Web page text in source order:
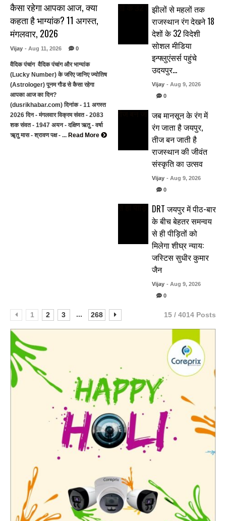
कैसा रहेगा आपका आज, क्या
कहता है भाग्यांक? 11 अगस्त,
मंगलवार, 2026
Vijay - Aug 11, 2026 0
वैदिक पंचांग वैदिक पंचांग और भाग्यांक
(Lucky Number) के जरिए जानिए ज्योतिष
(Astrologer) पूनम गौड से कैसा रहेगा
आपका आज का दिन?
(dusrikhabar.com) दिनांक - 11 अगस्त
2026 दिन - मंगलवार विक्रम संवत - 2083
शक संवत - 1947 अयन - दक्षिण ऋतु - वर्षा
ॠतु मास - श्रावण पक्ष - ... Read More
झीलों से महलों तक
राजस्थान रंग देखने 18
देशों के 32 विदेशी
सोशल मीडिया
इन्फ्लुएंसर्स पहुंचे
उदयपुर…
Vijay - Aug 9, 2026
0
जब मानसून के रंग में
रंग जाता है जयपुर,
तीज बन जाती है
राजस्थान की जीवंत
संस्कृति का उत्सव
Vijay - Aug 9, 2026
0
DRT जयपुर में पीठ-बार
के बीच बेहतर समन्वय
से ही पीड़ितों को
मिलेगा शीघ्र न्याय:
जस्टिस सुधीर कुमार
जैन
Vijay - Aug 9, 2026
0
1 2 3 ... 268 15 / 4014 Posts